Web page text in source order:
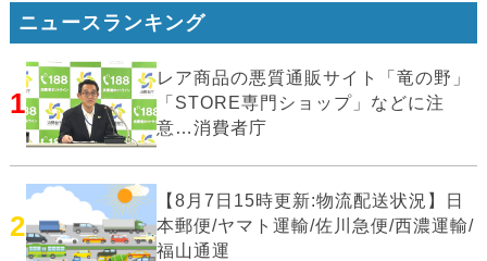
ニュースランキング
1
レア商品の悪質通販サイト「竜の野」
「STORE専門ショップ」などに注
意…消費者庁
2
【8月7日15時更新:物流配送状況】日
本郵便/ヤマト運輸/佐川急便/西濃運輸/
福山通運